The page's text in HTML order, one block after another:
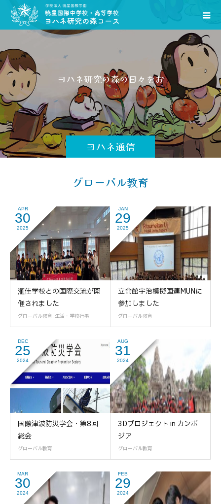
ヨハネ通信
ハネ研究の森の日々をお伝えし
グローバル教育
APR
30
2025
滙佳学校との国際交流が開
催されました
グローバル教育, 生活・学校行事
JAN
29
2025
立命館宇治模擬国連MUNに
参加しました
グローバル教育
DEC
25
2024
国際津波防災学会・第8回
総会
グローバル教育
AUG
31
2024
3Dプロジェクト in カンボ
ジア
グローバル教育
MAR
30
2024
FEB
29
2024